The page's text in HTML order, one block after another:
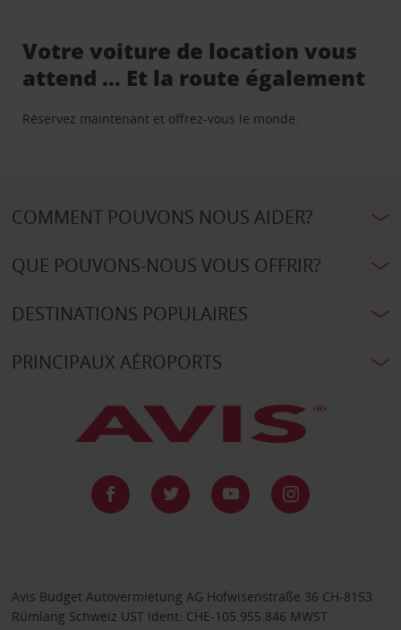
Votre voiture de location vous
attend … Et la route également
Réservez maintenant et offrez-vous le monde.
COMMENT POUVONS NOUS AIDER?
QUE POUVONS-NOUS VOUS OFFRIR?
DESTINATIONS POPULAIRES
PRINCIPAUX AÉROPORTS
Avis Budget Autovermietung AG Hofwisenstraße 36 CH-8153
Rümlang Schweiz UST Ident: CHE-105.955.846 MWST